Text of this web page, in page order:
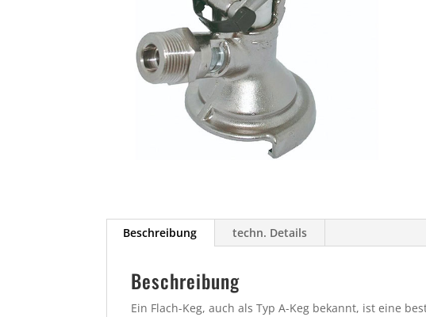
Beschreibung techn. Details
Beschreibung
Ein Flach-Keg, auch als Typ A-Keg bekannt, ist eine